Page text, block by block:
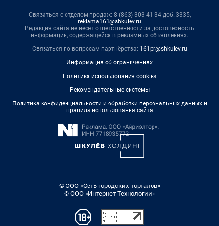
Связаться с отделом продаж: 8 (863) 303-41-34 доб. 3335,
reklama161@shkulev.ru
Редакция сайта не несет ответственности за достоверность
информации, содержащейся в рекламных объявлениях.
Связаться по вопросам партнёрства: 161pr@shkulev.ru
Информация об ограничениях
Политика использования cookies
Рекомендательные системы
Политика конфиденциальности и обработки персональных данных и
правила использования сайта
© ООО «Сеть городских порталов»
© ООО «Интернет Технологии»